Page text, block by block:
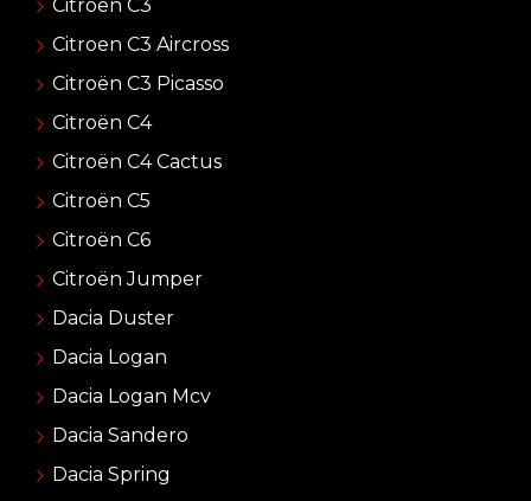
Citroën C3
Citroen C3 Aircross
Citroën C3 Picasso
Citroën C4
Citroën C4 Cactus
Citroën C5
Citroën C6
Citroën Jumper
Dacia Duster
Dacia Logan
Dacia Logan Mcv
Dacia Sandero
Dacia Spring